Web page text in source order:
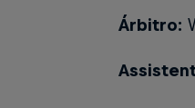
Árbitro: